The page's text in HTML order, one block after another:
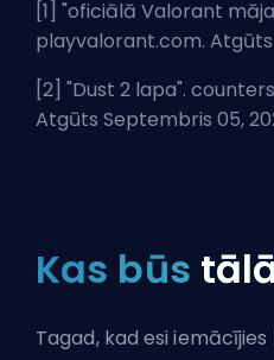
[1] "oficiālā Valorant
playvalorant.com.
[2] "Dust 2 lapa".
Atgūts Septembris 05,
Kas būs
Tagad, kad esi